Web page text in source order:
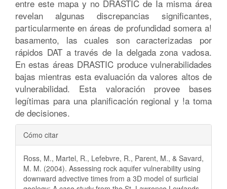
entre este mapa y no DRASTIC de Ia misma área
revelan algunas discrepancias significantes,
particularmente en áreas de profundidad somera a!
basamento, las cuales son caracterizadas por
rápidos DAT a través de Ia delgada zona vadosa.
En estas áreas DRASTIC produce vulnerabilidades
bajas mientras esta evaluación da valores altos de
vulnerabilidad. Esta valoración provee bases
legítimas para una planificación regional y !a toma
de decisiones.
Detalles
del
artículo
Cómo citar
Ross, M., Martel, R., Lefebvre, R., Parent, M., & Savard,
M. M. (2004). Assessing rock aquifer vulnerability using
downward advective times from a 3D model of surficial